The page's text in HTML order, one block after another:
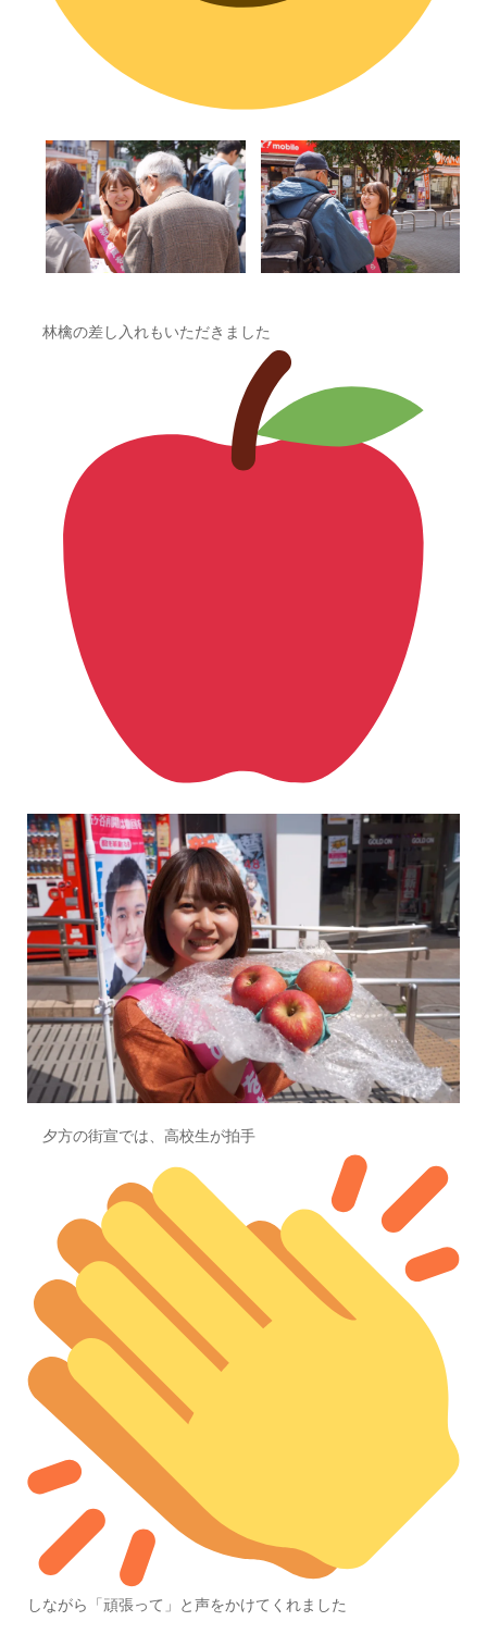
林檎の差し入れもいただきました
夕方の街宣では、高校生が拍手
しながら「頑張って」と声をかけてくれました